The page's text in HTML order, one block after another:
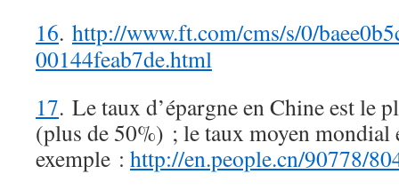
16. http://www.ft.com/cms/s/0/
00144feab7de.html
17. Le taux d’épargne en Chine est le
(plus de 50%) ; le taux moyen
exemple : http://en.people.cn/90778/